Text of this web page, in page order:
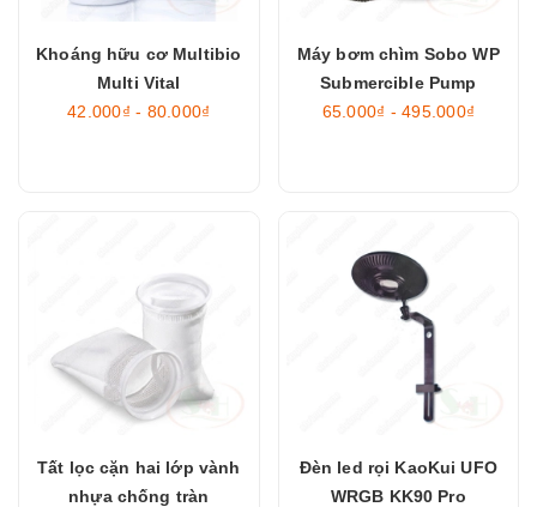
Khoáng hữu cơ Multibio
Multi Vital
42.000₫ - 80.000₫
Máy bơm chìm Sobo WP
Submercible Pump
65.000₫ - 495.000₫
Tất lọc cặn hai lớp vành
nhựa chống tràn
Đèn led rọi KaoKui UFO
WRGB KK90 Pro